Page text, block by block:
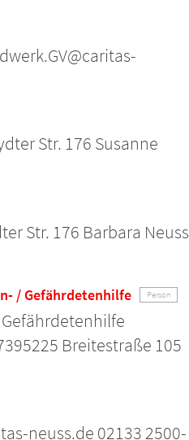
Str. 176 Susanne
Str. 176 Barbara Neuss
/ Gefährdetenhilfe Person
Breitestraße 105
neuss.de 02133 2500-